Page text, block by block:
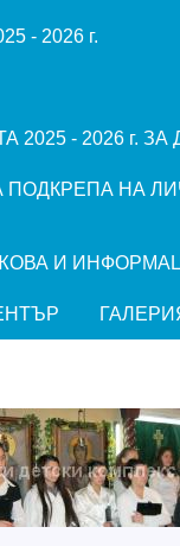
- 2026 г.
- 2026 г.
НА
И